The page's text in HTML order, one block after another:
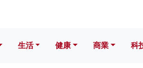
生活 健康 商業 科